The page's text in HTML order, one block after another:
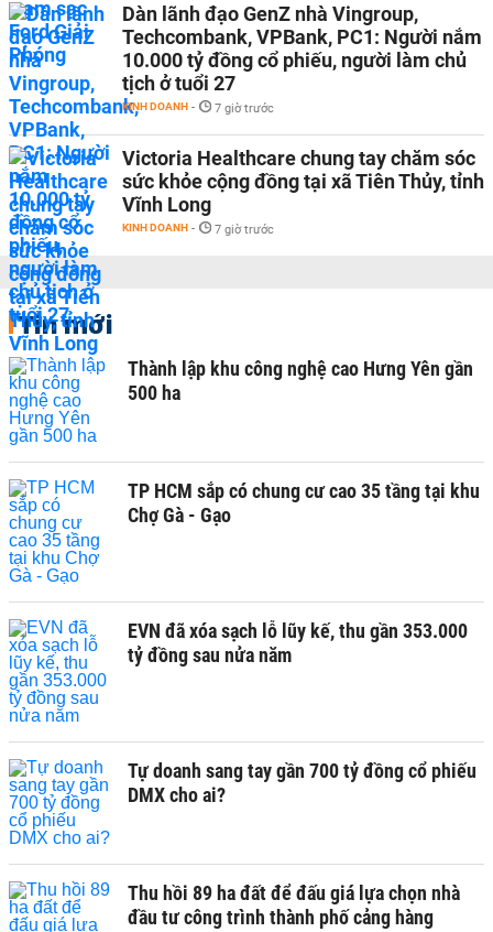
Dàn lãnh đạo GenZ nhà Vingroup,
Techcombank, VPBank, PC1: Người nắm
10.000 tỷ đồng cổ phiếu, người làm chủ
tịch ở tuổi 27
KINH DOANH - 7 giờ trước
Victoria Healthcare chung tay chăm sóc
sức khỏe cộng đồng tại xã Tiên Thủy, tỉnh
Vĩnh Long
KINH DOANH - 7 giờ trước
Tin mới
Thành lập khu công nghệ cao Hưng Yên gần
500 ha
TP HCM sắp có chung cư cao 35 tầng tại khu
Chợ Gà - Gạo
EVN đã xóa sạch lỗ lũy kế, thu gần 353.000
tỷ đồng sau nửa năm
Tự doanh sang tay gần 700 tỷ đồng cổ phiếu
DMX cho ai?
Thu hồi 89 ha đất để đấu giá lựa chọn nhà
đầu tư công trình thành phố cảng hàng